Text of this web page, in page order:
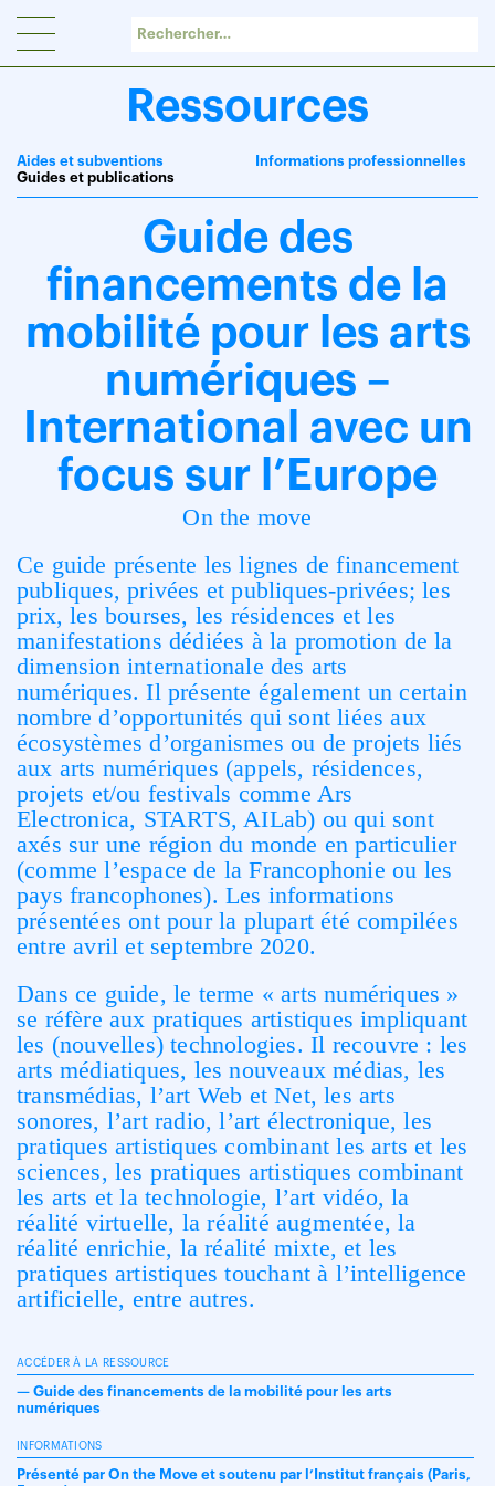
Ressources
Aides et subventions
Guides et publications
Informations professionnelles
Guide des
financements de la
mobilité pour les arts
numériques –
International avec un
focus sur l’Europe
On the move
Ce guide présente les lignes de financement
publiques, privées et publiques-privées; les
prix, les bourses, les résidences et les
manifestations dédiées à la promotion de la
dimension internationale des arts
numériques. Il présente également un certain
nombre d’opportunités qui sont liées aux
écosystèmes d’organismes ou de projets liés
aux arts numériques (appels, résidences,
projets et/ou festivals comme Ars
Electronica, STARTS, AILab) ou qui sont
axés sur une région du monde en particulier
(comme l’espace de la Francophonie ou les
pays francophones). Les informations
présentées ont pour la plupart été compilées
entre avril et septembre 2020.
Dans ce guide, le terme « arts numériques »
se réfère aux pratiques artistiques impliquant
les (nouvelles) technologies. Il recouvre : les
arts médiatiques, les nouveaux médias, les
transmédias, l’art Web et Net, les arts
sonores, l’art radio, l’art électronique, les
pratiques artistiques combinant les arts et les
sciences, les pratiques artistiques combinant
les arts et la technologie, l’art vidéo, la
réalité virtuelle, la réalité augmentée, la
réalité enrichie, la réalité mixte, et les
pratiques artistiques touchant à l’intelligence
artificielle, entre autres.
ACCÉDER À LA RESSOURCE
— Guide des financements de la mobilité pour les arts
numériques
INFORMATIONS
Présenté par On the Move et soutenu par l’Institut français (Paris,